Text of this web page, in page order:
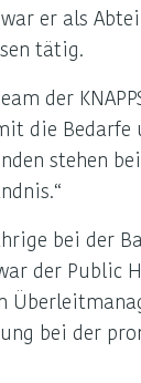
er als
tätig.
der
die Bedarfe
stehen bei
bei der
der Public
bei der